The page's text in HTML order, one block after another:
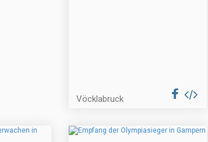
Vöcklabruck